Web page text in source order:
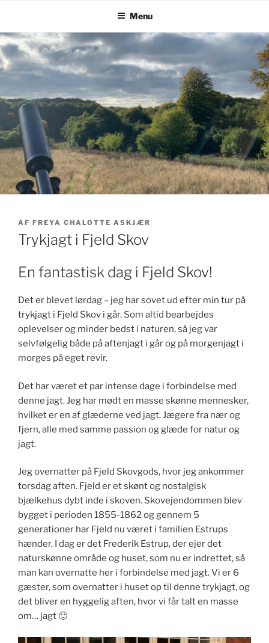
indhold
Menu
UDGIVET
DEN
AF FREYA CHALOTTE ASKJÆR
Trykjagt i Fjeld Skov
En fantastisk dag i Fjeld Skov!
Det er blevet lørdag – jeg har sovet ud efter min tur på
trykjagt i Fjeld Skov i går. Som altid bearbejdes
oplevelser og minder bedst i naturen, så jeg var
selvfølgelig både på aftenjagt i går og på morgenjagt i
morges på eget revir.
Det har været et par intense dage i forbindelse med
denne jagt. Jeg har mødt en masse skønne mennesker,
hvilket er en af glæderne ved jagt. Jægere fra nær og
fjern, alle med samme passion og glæde for natur og
jagt.
Jeg overnatter på Fjeld Skovgods, hvor jeg ankommer
torsdag aften. Fjeld er et skønt og nostalgisk
bjælkehus dybt inde i skoven. Skovejendommen blev
bygget i perioden 1855-1862 og gennem 5
generationer har Fjeld nu været i familien Estrups
hænder. I dag er det Frederik Estrup, der ejer det
naturskønne område og huset, som nu er indrettet, så
man kan overnatte her i forbindelse med jagt. Vi er 6
gæster, som overnatter i huset op til denne trykjagt, og
det bliver en hyggelig aften, hvor vi får talt en masse
om… jagt 🙂